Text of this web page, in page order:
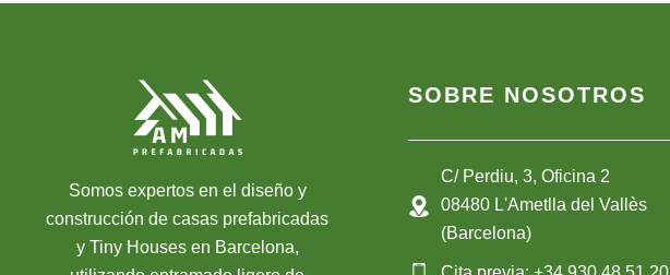
Somos expertos en el diseño y
construcción de casas prefabricadas
y Tiny Houses en Barcelona,
SOBRE NOSOTROS
C/ Perdiu, 3, Oficina 2
08480 L'Ametlla del Vallès
(Barcelona)